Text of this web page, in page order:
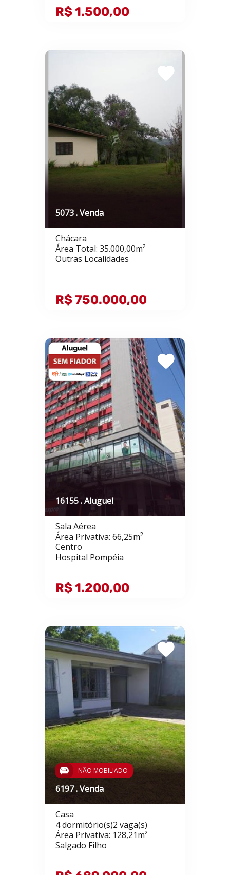
R$ 1.500,00
5073 . Venda
Chácara
Área Total: 35.000,00m²
Outras Localidades
R$ 750.000,00
16155 . Aluguel
Sala Aérea
Área Privativa: 66,25m²
Centro
Hospital Pompéia
R$ 1.200,00
NÃO MOBILIADO
6197 . Venda
Casa
4 dormitório(s)2 vaga(s)
Área Privativa: 128,21m²
Salgado Filho